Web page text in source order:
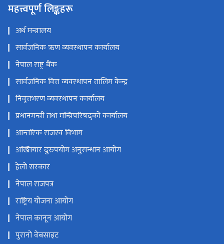
महत्त्वपूर्ण लिङ्कहरू
अर्थ मन्त्रालय
सार्वजनिक ऋण व्यवस्थापन कार्यालय
नेपाल राष्ट्र बैंक
सार्वजनिक वित्त व्यवस्थापन तालिम केन्द्र
निवृत्तभरण व्यवस्थापन कार्यालय
प्रधानमन्त्री तथा मन्त्रिपरिषद्को कार्यालय
आन्तरिक राजस्व विभाग
अख्तियार दुरुपयोग अनुसन्धान आयोग
हेलो सरकार
नेपाल राजपत्र
राष्ट्रिय योजना आयोग
नेपाल कानून आयोग
पुरानो वेबसाइट